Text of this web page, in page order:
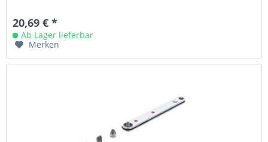
20,69 € *
Ab Lager lieferbar
Merken